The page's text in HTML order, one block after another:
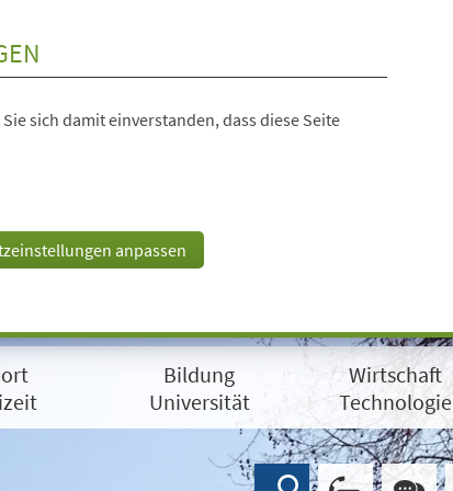
sich damit einverstanden, dass diese Seite
anpassen
Bildung
Universität
Wirtschaft
Technologie